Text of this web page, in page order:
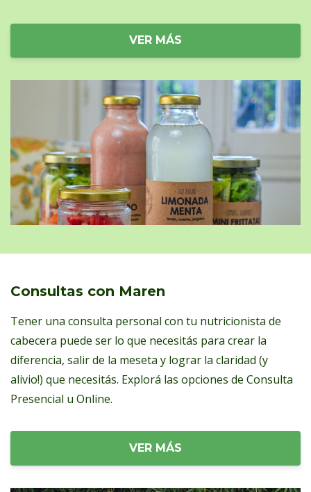
VER MÁS
Consultas con Maren
Tener una consulta personal con tu nutricionista de
cabecera puede ser lo que necesitás para crear la
diferencia, salir de la meseta y lograr la claridad (y
alivio!) que necesitás. Explorá las opciones de Consulta
Presencial u Online.
VER MÁS